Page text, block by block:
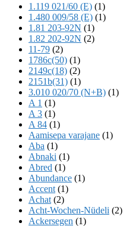
1.119 021/60 (E) (1)
1.480 009/58 (E) (1)
1.81 203-92N (1)
1.82 202-92N (2)
11-79 (2)
1786c(50) (1)
2149c(18) (2)
2151b(31) (1)
3.010 020/70 (N+B) (1)
A 1 (1)
A 3 (1)
A 84 (1)
Aamisepa varajane (1)
Aba (1)
Abnaki (1)
Abred (1)
Abundance (1)
Accent (1)
Achat (2)
Acht-Wochen-Nüdeli (2)
Ackersegen (1)